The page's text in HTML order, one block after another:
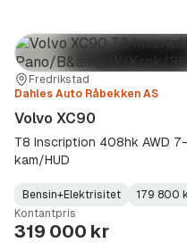
Sted:Fredrikstad
Forhandler:
Dahles Auto Råbekken AS
Volvo XC90
T8 Inscription 408hk AWD
kam/HUD
Fuel
Type:
Bensin+Elektrisitet
Kilometerstand: 179 800
Model
Year:
Gearbox
Type:
Kontantpris
319 000 kr